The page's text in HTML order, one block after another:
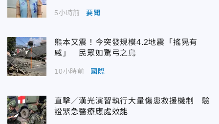
5小時前 要聞
熊本又震！今突發規模4.2地震「搖晃有
感」 民眾如驚弓之鳥
10小時前 國際
直擊／漢光演習執行大量傷患救援機制 驗
證緊急醫療應處效能